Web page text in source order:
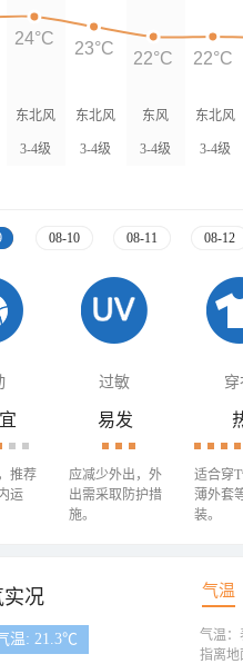
东北风
3-4级
东北风
3-4级
东风
3-4级
东北风
3-4级
24°C
23°C
22°C 22°C
08-10 08-11 08-12
过敏 穿
推荐
运
易发
应减少外出，外
出需采取防护措
施。
适合穿
薄外套
装。
实况 气温
温: 21.3℃
气温：
指离地